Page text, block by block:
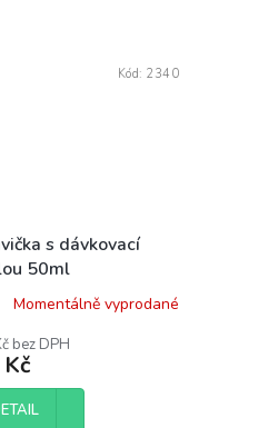
s dávkovací
50ml
Momentálně vyprodané
bez DPH
Kód: 2340